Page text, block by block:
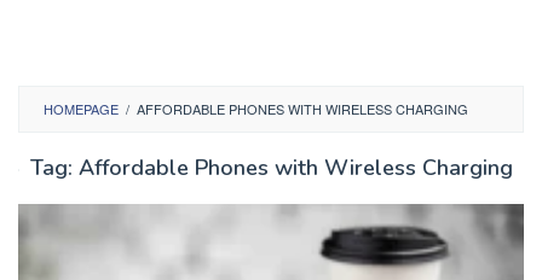
HOMEPAGE / AFFORDABLE PHONES WITH WIRELESS CHARGING
Tag: Affordable Phones with Wireless Charging